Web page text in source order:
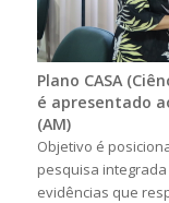
Plano CASA
é apresentado
(AM)
Objetivo é
pesquisa
evidências que